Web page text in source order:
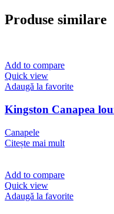
Produse similare
Add to compare
Quick view
Adaugă la favorite
Kingston Canapea
Canapele
Citește mai mult
Add to compare
Quick view
Adaugă la favorite